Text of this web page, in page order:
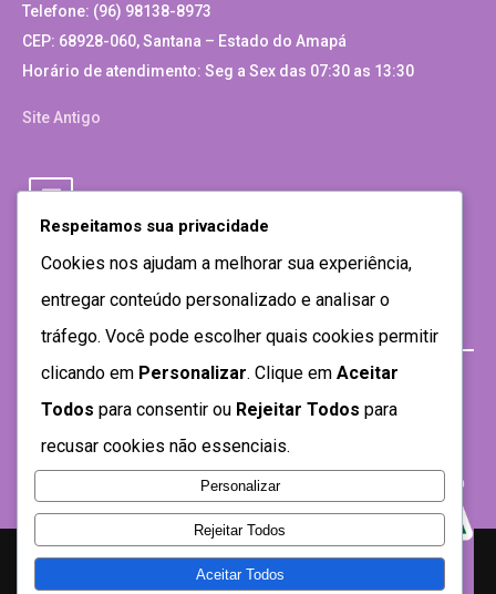
Telefone: (96) 98138-8973
CEP: 68928-060, Santana – Estado do Amapá
Horário de atendimento: Seg a Sex das 07:30 as 13:30
Site Antigo
Respeitamos sua privacidade
Cookies nos ajudam a melhorar sua experiência,
entregar conteúdo personalizado e analisar o
tráfego. Você pode escolher quais cookies permitir
clicando em Personalizar. Clique em Aceitar
Todos para consentir ou Rejeitar Todos para
recusar cookies não essenciais.
Personalizar
Rejeitar Todos
Aceitar Todos